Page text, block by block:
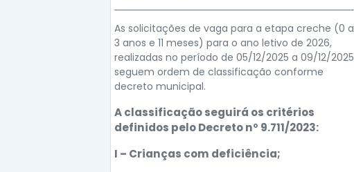
As solicitações de vaga para a etapa creche (0 a
3 anos e 11 meses) para o ano letivo de 2026,
realizadas no período de 05/12/2025 a 09/12/2025
seguem ordem de classificação conforme
decreto municipal.
A classificação seguirá os critérios
definidos pelo Decreto nº 9.711/2023:
I – Crianças com deficiência;